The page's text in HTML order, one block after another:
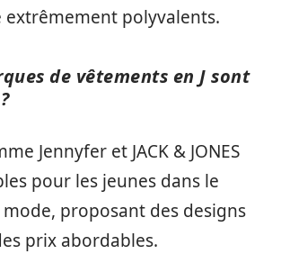
extrêmement polyvalents.
de vêtements en J sont
Jennyfer et JACK & JONES
pour les jeunes dans le
proposant des designs
prix abordables.